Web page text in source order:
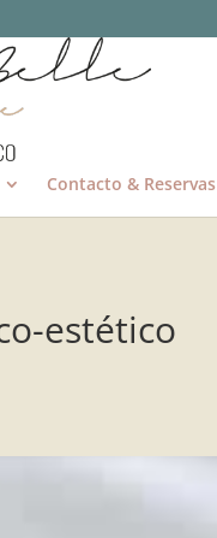
Contacto & Reservas
estético